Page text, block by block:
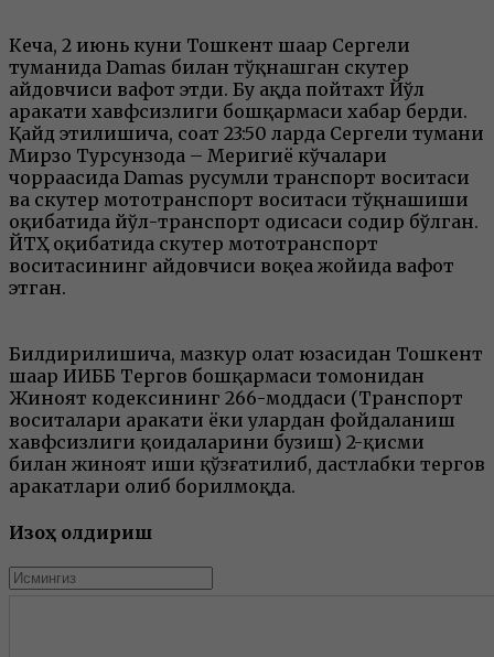
Кеча, 2 июнь куни Тошкент шаҳар Сергели
туманида Damas билан тўқнашган скутер
ҳайдовчиси вафот этди. Бу ҳақда пойтахт Йўл
ҳаракати хавфсизлиги бошқармаси хабар берди.
Қайд этилишича, соат 23:50 ларда Сергели тумани
Мирзо Турсунзода – Меҳригиё кўчалари
чорраҳасида Damas русумли транспорт воситаси
ва скутер мототранспорт воситаси тўқнашиши
оқибатида йўл-транспорт ҳодисаси содир бўлган.
ЙТҲ оқибатида скутер мототранспорт
воситасининг ҳайдовчиси воқеа жойида вафот
этган.
Билдирилишича, мазкур ҳолат юзасидан Тошкент
шаҳар ИИББ Тергов бошқармаси томонидан
Жиноят кодексининг 266-моддаси (Транспорт
воситалари ҳаракати ёки улардан фойдаланиш
хавфсизлиги қоидаларини бузиш) 2-қисми
билан жиноят иши қўзғатилиб, дастлабки тергов
ҳаракатлари олиб борилмоқда.
Изоҳ қолдириш